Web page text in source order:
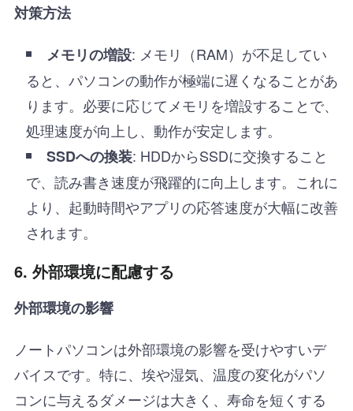
対策方法
メモリの増設: メモリ（RAM）が不足してい
ると、パソコンの動作が極端に遅くなることがあ
ります。必要に応じてメモリを増設することで、
処理速度が向上し、動作が安定します。
SSDへの換装: HDDからSSDに交換すること
で、読み書き速度が飛躍的に向上します。これに
より、起動時間やアプリの応答速度が大幅に改善
されます。
6. 外部環境に配慮する
外部環境の影響
ノートパソコンは外部環境の影響を受けやすいデ
バイスです。特に、埃や湿気、温度の変化がパソ
コンに与えるダメージは大きく、寿命を短くする